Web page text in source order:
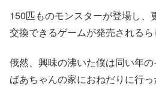
150匹ものモンスターが登場し、
交換できるゲームが発売されるら
俄然、興味の沸いた僕は同い年
ばあちゃんの家におねだりに行っ